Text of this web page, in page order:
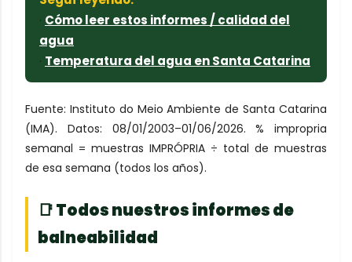
· Cómo leer estos informes / calidad del
agua
· Temperatura del agua en Santa Catarina
Fuente: Instituto do Meio Ambiente de Santa Catarina
(IMA). Datos: 08/01/2003–01/06/2026. % impropria
semanal = muestras IMPRÓPRIA ÷ total de muestras
de esa semana (todos los años).
📑 Todos nuestros informes de
balneabilidad